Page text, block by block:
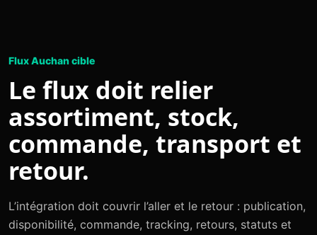
Flux Auchan cible
Le flux doit relier
assortiment, stock,
commande, transport et
retour.
L’intégration doit couvrir l’aller et le retour : publication,
disponibilité, commande, tracking, retours, statuts et